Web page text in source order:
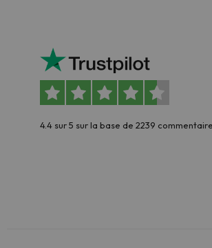
4.4 sur 5 sur la base de 2239